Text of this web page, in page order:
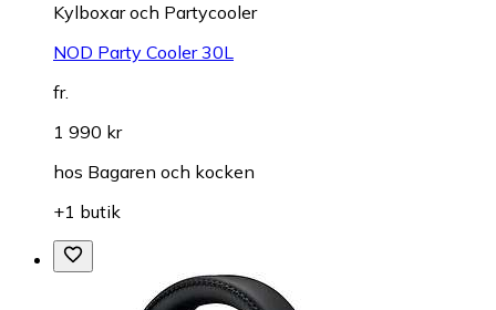
Kylboxar och Partycooler
NOD Party Cooler 30L
fr.
1 990 kr
hos Bagaren och kocken
+1 butik